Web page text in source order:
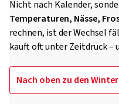
Nicht nach Kalender,
Temperaturen, Nässe,
rechnen, ist der Wechsel
kauft oft unter Zeitdruck –
Nach oben zu den